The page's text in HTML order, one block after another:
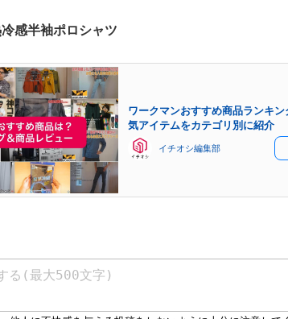
感半袖ポロシャツ
ワークマンおすすめ商品ランキ
気アイテムをカテゴリ別に紹介
イチオシ編集部